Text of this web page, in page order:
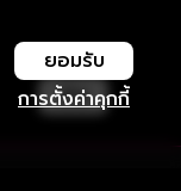
การตั้งค่าคุกกี้
ยอมรับ
เปิด